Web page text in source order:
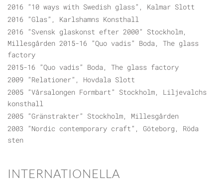
2016 ”10 ways with Swedish glass”, Kalmar Slott
2016 ”Glas”, Karlshamns Konsthall
2016 ”Svensk glaskonst efter 2000” Stockholm,
Millesgården 2015-16 ”Quo vadis” Boda, The glass
factory
2015-16 ”Quo vadis” Boda, The glass factory
2009 ”Relationer”, Hovdala Slott
2005 ”Vårsalongen Formbart” Stockholm, Liljevalchs
konsthall
2005 ”Gränstrakter” Stockholm, Millesgården
2003 ”Nordic contemporary craft”, Göteborg, Röda
sten
INTERNATIONELLA